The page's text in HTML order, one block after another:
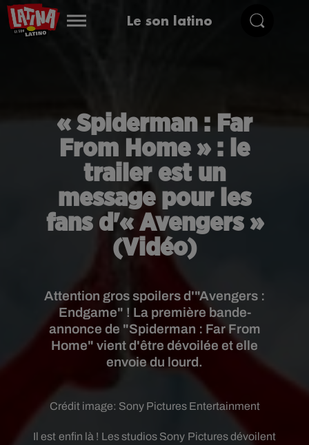
Le son latino
« Spiderman : Far
From Home » : le
trailer est un
message pour les
fans d'« Avengers »
(Vidéo)
Attention gros spoilers d'"Avengers :
Endgame" ! La première bande-
annonce de "Spiderman : Far From
Home" vient d'être dévoilée et elle
envoie du lourd.
Crédit image: Sony Pictures Entertainment
Il est enfin là ! Les studios Sony Picturesdévoilent